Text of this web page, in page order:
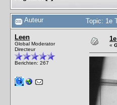
Auteur Topic: 1e
Leen
Global Moderator
Directeur
Berichten: 267
«